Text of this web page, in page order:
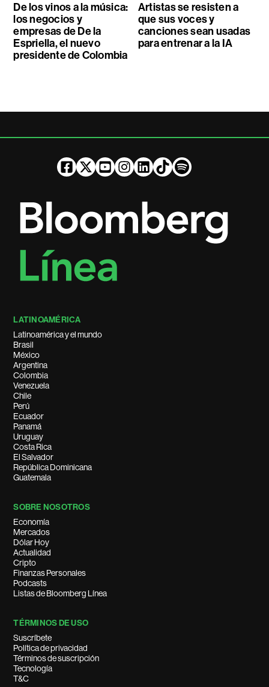
De los vinos a la música:
los negocios y
empresas de De la
Espriella, el nuevo
presidente de Colombia
Artistas se resisten a
que sus voces y
canciones sean usadas
para entrenar a la IA
LATINOAMÉRICA
Latinoamérica y el mundo
Brasil
México
Argentina
Colombia
Venezuela
Chile
Perú
Ecuador
Panamá
Uruguay
Costa Rica
El Salvador
República Dominicana
Guatemala
SOBRE NOSOTROS
Economía
Mercados
Dólar Hoy
Actualidad
Cripto
Finanzas Personales
Podcasts
Listas de Bloomberg Línea
TÉRMINOS DE USO
Suscríbete
Política de privacidad
Términos de suscripción
Tecnología
T&C